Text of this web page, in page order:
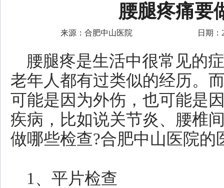
腰腿疼痛要
来源：合肥中山医院 日期：
腰腿疼是生活中很常见的
老年人都有过类似的经历。
可能是因为外伤，也可能是
疾病，比如说关节炎、腰椎
做哪些检查?合肥中山医院的
1、平片检查